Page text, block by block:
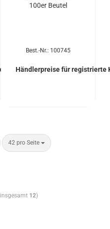
Kunden
100er Beu­tel
Best.-Nr.: 100745
Händlerpreise für registrierte
42 pro Seite
12)